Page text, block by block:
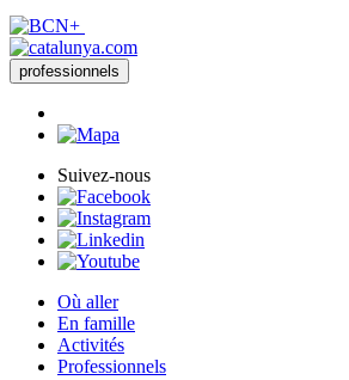
professionnels
Suivez-nous
Où aller
En famille
Activités
Professionnels